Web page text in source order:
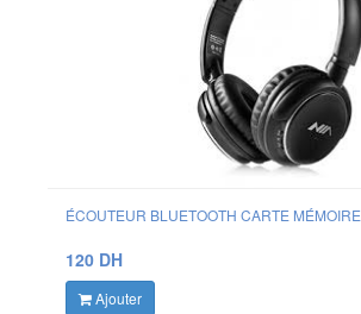
ÉCOUTEUR BLUETOOTH CARTE MÉMOIRE
120 DH
Ajouter